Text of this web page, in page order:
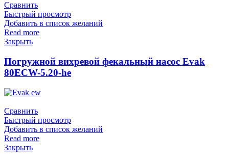
Сравнить
Быстрый просмотр
Добавить в список желаний
Read more
Закрыть
Погружной вихревой фекальный насос Evak
80ECW-5.20-he
Сравнить
Быстрый просмотр
Добавить в список желаний
Read more
Закрыть